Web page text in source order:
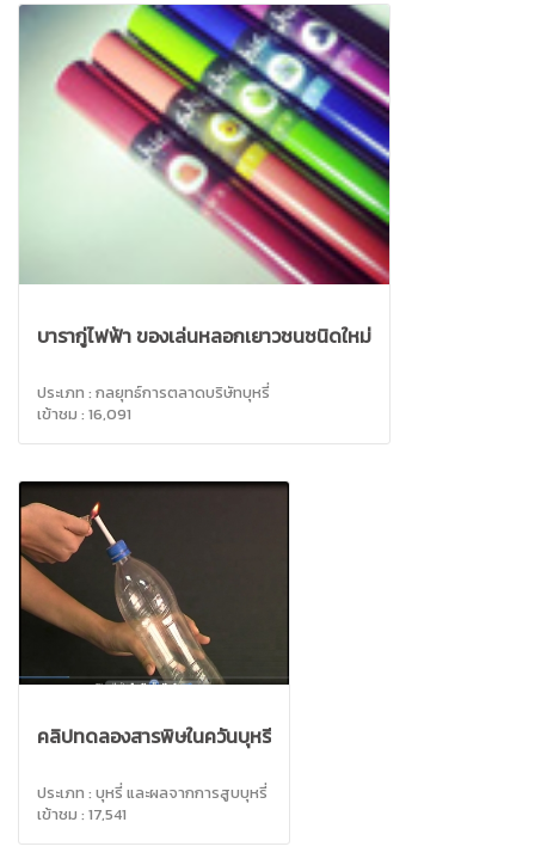
บารากู่ไฟฟ้า ของเล่นหลอกเยาวชนชนิดใหม่
ประเภท : กลยุทธ์การตลาดบริษัทบุหรี่
เข้าชม : 16,091
คลิปทดลองสารพิษในควันบุหรี่
ประเภท : บุหรี่ และผลจากการสูบบุหรี่
เข้าชม : 17,541